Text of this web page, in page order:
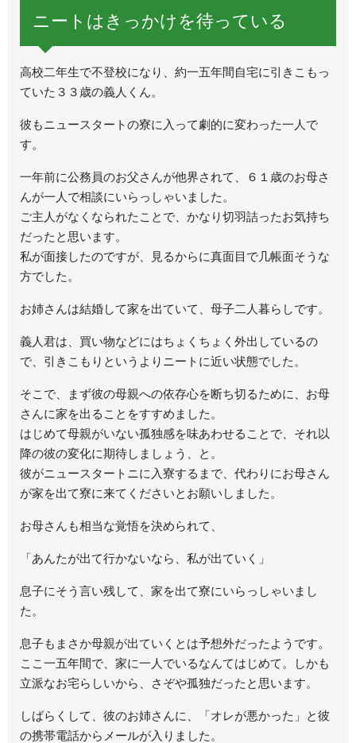
ニートはきっかけを待っている
高校二年生で不登校になり、約一五年間自宅に引きこもっ
ていた３３歳の義人くん。
彼もニュースタートの寮に入って劇的に変わった一人で
す。
一年前に公務員のお父さんが他界されて、６１歳のお母さ
んが一人で相談にいらっしゃいました。
ご主人がなくなられたことで、かなり切羽詰ったお気持ち
だったと思います。
私が面接したのですが、見るからに真面目で几帳面そうな
方でした。
お姉さんは結婚して家を出ていて、母子二人暮らしです。
義人君は、買い物などにはちょくちょく外出しているの
で、引きこもりというよりニートに近い状態でした。
そこで、まず彼の母親への依存心を断ち切るために、お母
さんに家を出ることをすすめました。
はじめて母親がいない孤独感を味あわせることで、それ以
降の彼の変化に期待しましょう、と。
彼がニュースタートニに入寮するまで、代わりにお母さん
が家を出て寮に来てくださいとお願いしました。
お母さんも相当な覚悟を決められて、
「あんたが出て行かないなら、私が出ていく」
息子にそう言い残して、家を出て寮にいらっしゃいまし
た。
息子もまさか母親が出ていくとは予想外だったようです。
ここ一五年間で、家に一人でいるなんてはじめて。しかも
立派なお宅らしいから、さぞや孤独だったと思います。
しばらくして、彼のお姉さんに、「オレが悪かった」と彼
の携帯電話からメールが入りました。